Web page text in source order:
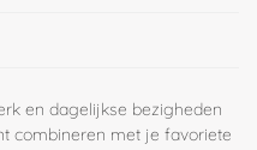
en dagelijkse bezigheden
combineren met je favoriete